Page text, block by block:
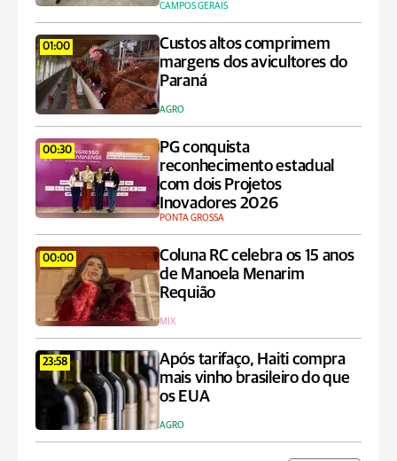
CAMPOS GERAIS
01:00
Custos altos comprimem
margens dos avicultores do
Paraná
AGRO
00:30
PG conquista
reconhecimento estadual
com dois Projetos
Inovadores 2026
PONTA GROSSA
00:00
Coluna RC celebra os 15 anos
de Manoela Menarim
Requião
MIX
23:58
Após tarifaço, Haiti compra
mais vinho brasileiro do que
os EUA
AGRO